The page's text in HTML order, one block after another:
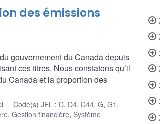
des émissions
gouvernement du Canada depuis
ces titres. Nous constatons qu’il
Canada et la proportion des
Code(s) JEL : D, D4, D44,G,G1 ,
,Gestion financière, Système